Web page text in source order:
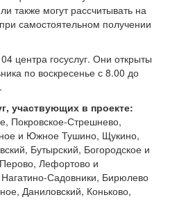
также могут рассчитывать на
самостоятельном получении
центра госуслуг. Они открыты
по воскресенье с 8.00 до
участвующих в проекте:
Покровское-Стрешнево,
и Южное Тушино, Щукино,
Бутырский, Богородское и
Лефортово и
Садовники, Бирюлево
Даниловский, Коньково,